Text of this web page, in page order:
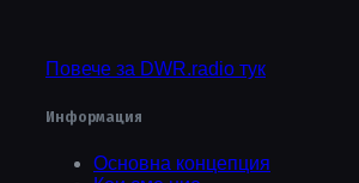
Повече за DWR.radio тук
Информация
Основна концепция